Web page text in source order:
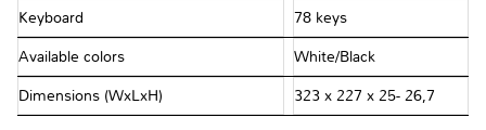
Keyboard 78 keys
Available colors White/Black
Dimensions (WxLxH) 323 x 227 x 25- 26,7